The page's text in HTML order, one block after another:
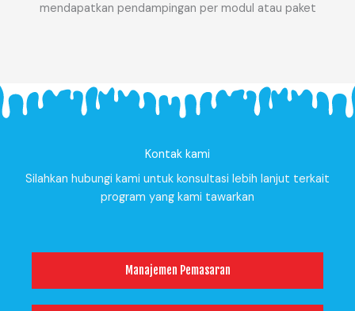
mendapatkan pendampingan per modul atau paket
Kontak kami
Silahkan hubungi kami untuk konsultasi lebih lanjut terkait
program yang kami tawarkan
Manajemen Pemasaran